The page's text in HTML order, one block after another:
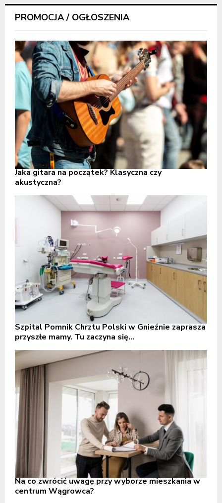
PROMOCJA / OGŁOSZENIA
Jaka gitara na początek? Klasyczna czy
akustyczna?
Szpital Pomnik Chrztu Polski w Gnieźnie zaprasza
przyszłe mamy. Tu zaczyna się...
Na co zwrócić uwagę przy wyborze mieszkania w
centrum Wągrowca?